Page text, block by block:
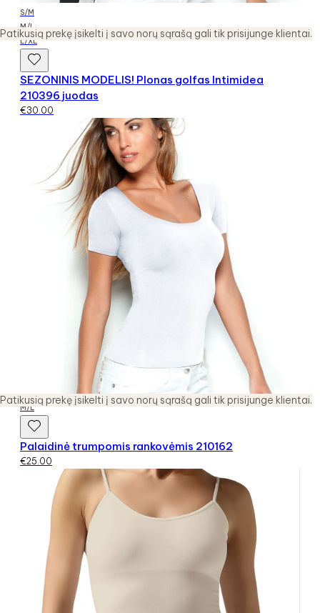
Patikusią prekę įsikelti į savo norų sąrašą gali tik prisijunge klientai.
Patikusią prekę įsikelti į savo norų sąrašą gali tik prisijunge klientai.
S/M
M/L
L/XL
SEZONINIS MODELIS! Plonas golfas Intimidea
210396 juodas
€30.00
M/L
Palaidinė trumpomis rankovėmis 210162
€25.00